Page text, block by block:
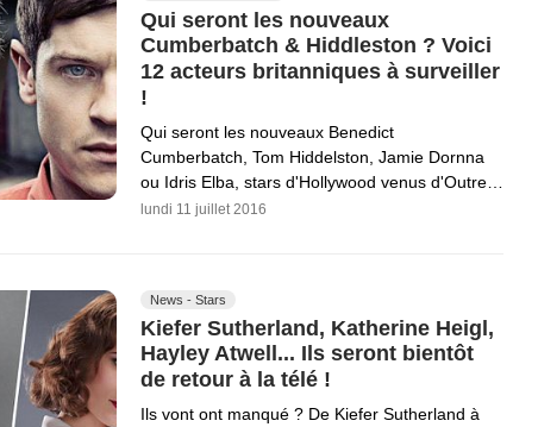
Qui seront les nouveaux
Cumberbatch & Hiddleston ? Voici
12 acteurs britanniques à surveiller
!
Qui seront les nouveaux Benedict
Cumberbatch, Tom Hiddelston, Jamie Dornna
ou Idris Elba, stars d'Hollywood venus d'Outre…
lundi 11 juillet 2016
News - Stars
Kiefer Sutherland, Katherine Heigl,
Hayley Atwell... Ils seront bientôt
de retour à la télé !
Ils vont ont manqué ? De Kiefer Sutherland à